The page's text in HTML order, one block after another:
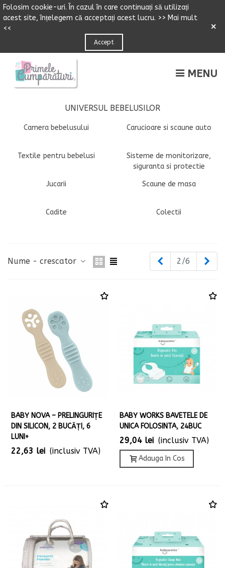
Folosim cookie-uri. n cazulîn care continuați să utilizați
acest site,înțelegem că acceptați acest lucru. >> Mai mult
<<
Accept
×
MENU
UNIVERSUL BEBELUSILOR
Camera bebelusului Carucioare si scaune auto
Textile pentru bebelusi
Sisteme de monitorizare,
siguranta si protectie
Jucarii Scaune de masa
Cadite Colectii
Nume - crescator Inapoi
2/6
BABY NOVA – PRELINGURIȚE
DIN SILICON, 2 BUCĂȚI, 6
LUNI+
22,63 lei (inclusiv TVA)
BABY WORKS BAVETELE DE
UNICA FOLOSINTA, 24BUC
29,04 lei (inclusiv TVA)
Adauga In Cos